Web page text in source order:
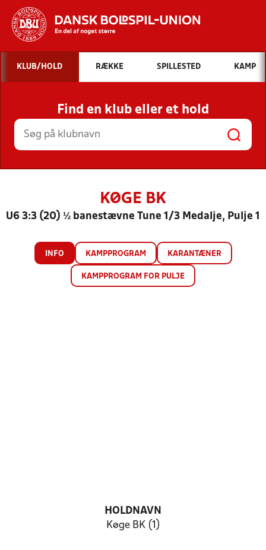
Hvad vil du søge efter?
INDHOLD OG NYHEDER
STILLINGER, RESULTATER, KLUBBER OG
HOLD
KLUB/HOLD RÆKKE SPILLESTED KAMP
Find en klub eller et hold
KØGE BK
U6 3:3 (20) ½ banestævne Tune 1/3 Medalje, Pulje 1
INFO KAMPPROGRAM KARANTÆNER
KAMPPROGRAM FOR PULJE
HOLDNAVN
Køge BK (1)